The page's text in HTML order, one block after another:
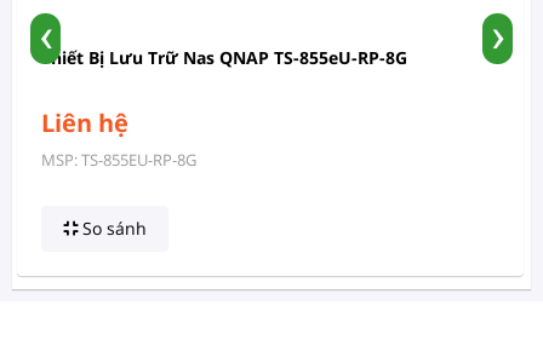
Thiết Bị Lưu Trữ Nas QNAP TS-855eU-RP-8G
Liên hệ
MSP: TS-855EU-RP-8G
So sánh
‹ ›